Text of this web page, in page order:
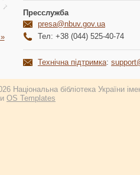
Пресслужба
presa@nbuv.gov.ua
Тел: +38 (044) 525-40-74
Технічна підтримка:
Національна бібліотека України
OS Templates